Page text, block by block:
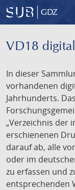
GDZ
VD18 digital
In dieser
vorhandenen
Jahrhunderts.
„Verzeichnis der
erschienenen
darauf ab, alle
oder im
zu erfassen und
entsprechenden